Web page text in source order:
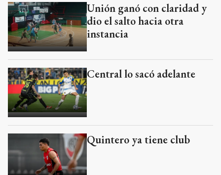
Unión ganó con claridad y
dio el salto hacia otra
instancia
Central lo sacó adelante
Quintero ya tiene club